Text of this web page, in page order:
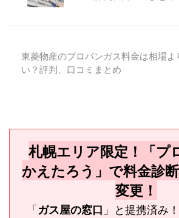
東菱物産のプロパンガス料金は相場よ
い？評判、口コミまとめ
札幌エリア限定！「プ
かえたろう」で料金診
変更！
「ガス屋の窓口 」と提携済み